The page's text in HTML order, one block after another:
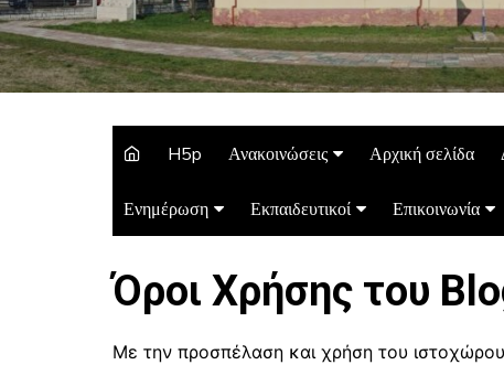
H5p Ανακοινώσεις Αρχική σελίδα
Ενημέρωση Εκπαιδευτικοί Επικοινωνία
Όροι Χρήσης του
Με την προσπέλαση και χρήση του